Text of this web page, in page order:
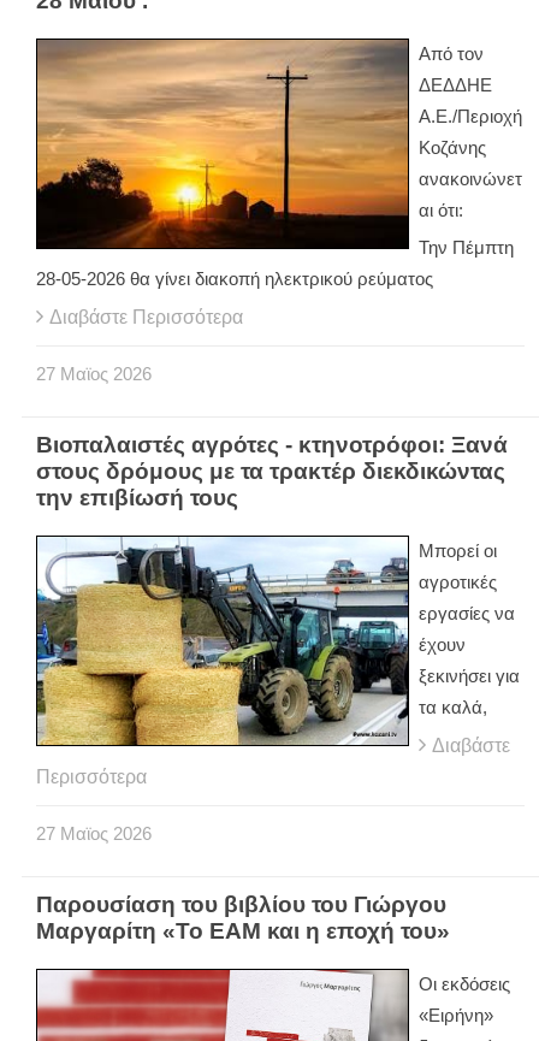
Από τον
ΔΕΔΔΗΕ
Α.Ε./Περιοχή
Κοζάνης
ανακοινώνετ
αι ότι:
Την Πέμπτη
28-05-2026 θα γίνει διακοπή ηλεκτρικού ρεύματος
Διαβάστε Περισσότερα
27 Μαϊος 2026
Βιοπαλαιστές αγρότες - κτηνοτρόφοι: Ξανά
στους δρόμους με τα τρακτέρ διεκδικώντας
την επιβίωσή τους
Μπορεί οι
αγροτικές
εργασίες να
έχουν
ξεκινήσει για
τα καλά,
Διαβάστε
Περισσότερα
27 Μαϊος 2026
Παρουσίαση του βιβλίου του Γιώργου
Μαργαρίτη «Το ΕΑΜ και η εποχή του»
Οι εκδόσεις
«Ειρήνη»